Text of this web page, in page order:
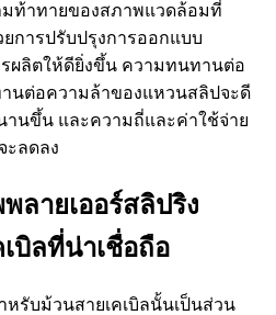
มท้าทายของสภาพแวดล้อมที่
การปรับปรุงการออกแบบ
ผลิตให้ดียิ่งขึ้น ความทนทานต่อ
นต่อความล้าของแหวนสลิปจะดี
านขึ้น และความถี่และค่าใช้จ่าย
ะลดลง
ลายเออร์สลิปริง
บิลที่น่าเชื่อถือ
รับม้วนสายเคเบิลนั้นเป็นส่วน